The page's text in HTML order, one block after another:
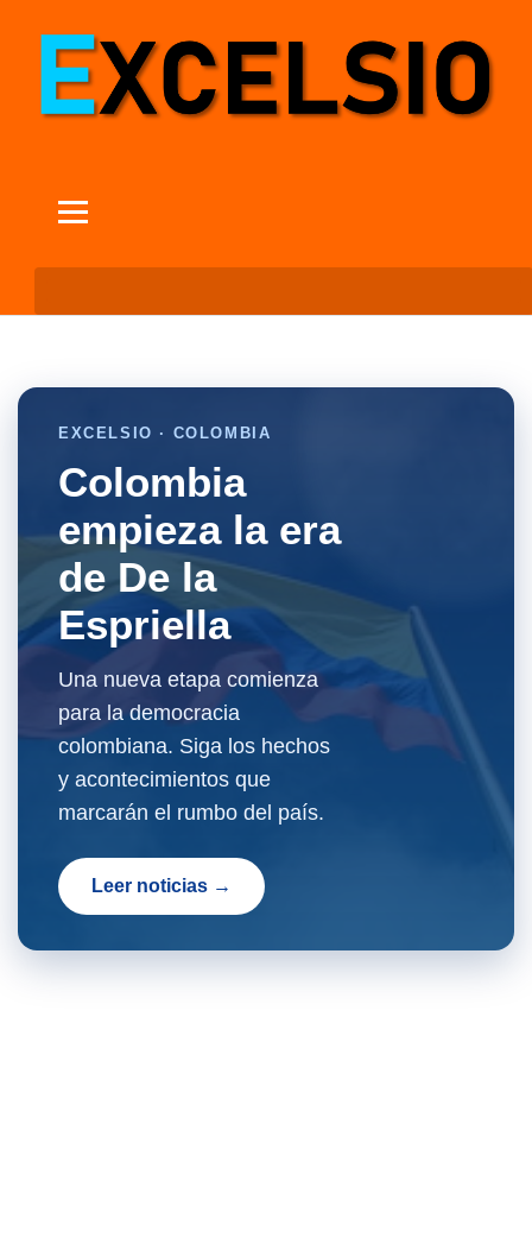
EXCELSIO · COLOMBIA
Colombia
empieza la era
de De la
Espriella
Una nueva etapa comienza
para la democracia
colombiana. Siga los hechos
y acontecimientos que
marcarán el rumbo del país.
Leer noticias →